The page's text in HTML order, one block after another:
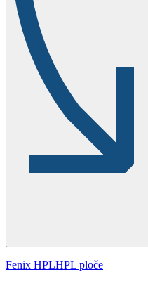
Fenix HPLHPL ploče